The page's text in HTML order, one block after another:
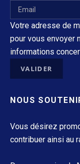
Votre adresse de
pour vous envoyer
informations
NOUS
Vous désirez
contribuer ainsi au